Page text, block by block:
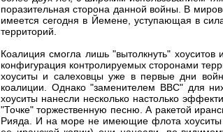
поразительная сторона данной войны. В
имеется сегодня в Йемене, уступающая в
территорий.
Коалиция смогла лишь "вытолкнуть"
конфигурация контролируемых сторонами
хоуситы и салеховцы уже в первые дни
коалиции. Однако "заменителем ВВС" для
хоуситы нанесли несколько настолько
"Точке" торжественную песню. А ракетой
Рияда. И на море не имеющие флота хоуситы